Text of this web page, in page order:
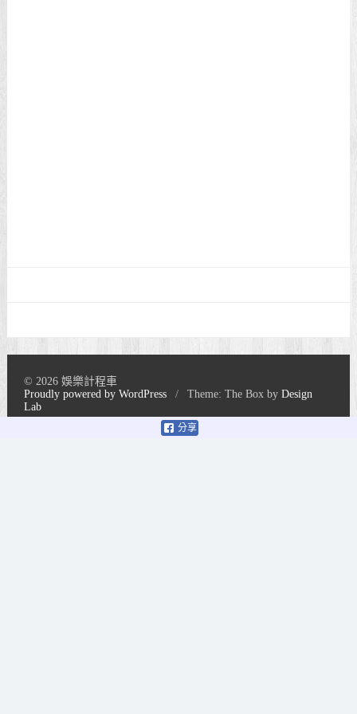
分享
© 2026 娛樂計程車
Proudly powered by WordPress
/ Theme: The Box byDesign
Lab